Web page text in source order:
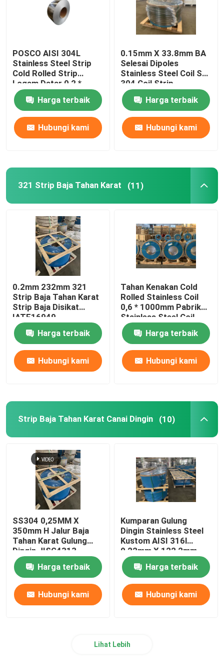
Tentang kami
Kontrol kualitas
Hubungi kami
Permintaan Penawaran
304 Strip Baja Tahan Karat
Strip Baja Tahan Karat 316L
Strip Baja Tahan Karat 304L
321 Strip Baja Tahan Karat
Strip Baja Tahan Karat Canai Dingin
Kumparan Baja Tahan Karat 301
gulungan strip ss
Gulungan Strip Baja Tahan Karat
Strip Kumparan Baja Tahan Karat
Strip Baja Tahan Karat 316Ti
301 Strip Baja Tahan Karat
POSCO AISI 304L
Stainless Steel Strip
Cold Rolled Strip
Logam Datar 0,2 *
50,5mm
Harga terbaik
Hubungi kami
0.15mm X 33.8mm BA
Selesai Dipoles
Stainless Steel Coil Ss
304 Coil Strip
Harga terbaik
Hubungi kami
321 Strip Baja Tahan Karat (11)
0.2mm 232mm 321
Strip Baja Tahan Karat
Strip Baja Disikat
IATF16949
Harga terbaik
Hubungi kami
Tahan Kenakan Cold
Rolled Stainless Coil
0,6 * 1000mm Pabrik
Stainless Steel Coil
Harga terbaik
Hubungi kami
Strip Baja Tahan Karat Canai Dingin (10)
SS304 0,25MM X
350mm H Jalur Baja
Tahan Karat Gulung
Dingin JISG4313
Harga terbaik
Hubungi kami
Kumparan Gulung
Dingin Stainless Steel
Kustom AISI 316l
0,22mm X 122,2mm
Harga terbaik
Hubungi kami
Lihat Lebih